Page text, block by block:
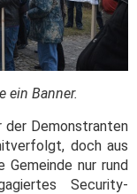
ein Banner.
Demonstranten
doch aus
nur rund
Security-